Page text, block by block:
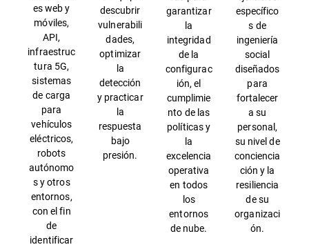
es web y
móviles,
API,
infraestruc
tura 5G,
sistemas
de carga
para
vehículos
eléctricos,
robots
autónomo
s y otros
entornos,
con el fin
de
identificar
descubrir
vulnerabili
dades,
optimizar
la
detección
y practicar
la
respuesta
bajo
presión.
garantizar
la
integridad
de la
configurac
ión, el
cumplimie
nto de las
políticas y
la
excelencia
operativa
en todos
los
entornos
de nube.
específico
s de
ingeniería
social
diseñados
para
fortalecer
a su
personal,
su nivel de
conciencia
ción y la
resiliencia
de su
organizaci
ón.